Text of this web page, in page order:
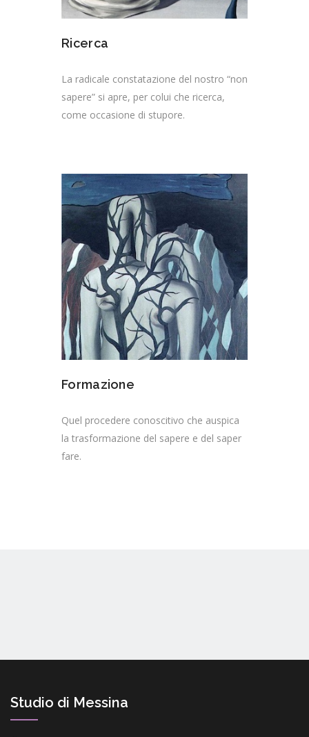
Ricerca
La radicale constatazione del nostro “non
sapere” si apre, per colui che ricerca,
come occasione di stupore.
Formazione
Quel procedere conoscitivo che auspica
la trasformazione del sapere e del saper
fare.
Studio di Messina